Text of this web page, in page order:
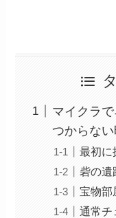
マイクラ
つからな
最初に
砦の遺
宝物部
通常チ